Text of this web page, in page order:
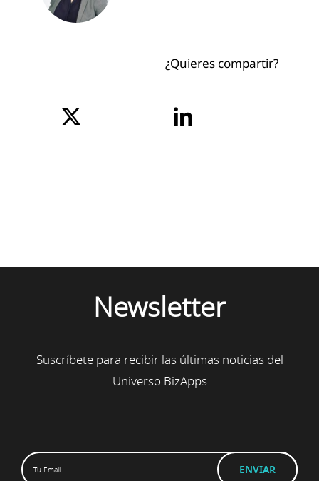
¿Quieres compartir?
Newsletter
Suscríbete para recibir las últimas noticias del
Universo BizApps